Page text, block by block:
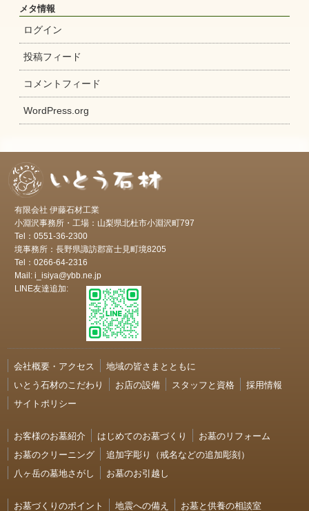
メタ情報
ログイン
投稿フィード
コメントフィード
WordPress.org
有限会社 伊藤石材工業
小淵沢事務所・工場：山梨県北杜市小淵沢町797
Tel：0551-36-2300
境事務所：長野県諏訪郡富士見町境8205
Tel：0266-64-2316
Mail: i_isiya@ybb.ne.jp
LINE友達追加:
会社概要・アクセス
地域の皆さまとともに
いとう石材のこだわり
お店の設備 スタッフと資格
採用情報
サイトポリシー
お客様のお墓紹介 はじめてのお墓づくり
お墓のリフォーム
お墓のクリーニング
追加字彫り（戒名などの追加彫刻）
八ヶ岳の墓地さがし
お墓のお引越し
お墓づくりのポイント 地震への備え お墓と供養の相談室